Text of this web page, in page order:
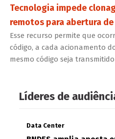
Tecnologia impede
remotos para abertura
Esse recurso permite que
código, a cada acionamento
mesmo código seja
Líderes de
Data Center